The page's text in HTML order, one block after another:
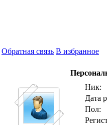
Обратная связь В избранное
Ник:
Дата
Пол: